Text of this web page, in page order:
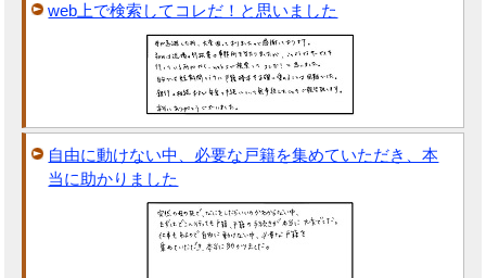
web上で検索してコレだ！と思いました
自由に動けない中、必要な戸籍を集めていただき、本
当に助かりました